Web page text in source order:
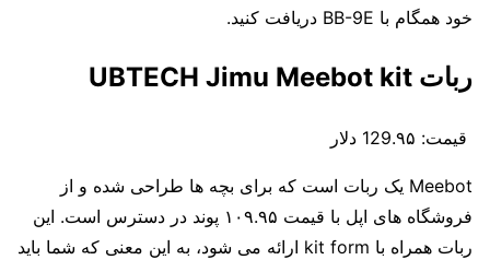
خود همگام با BB-9E دریافت کنید.
ربات UBTECH Jimu Meebot kit
قیمت:
Meebot یک ربات است که برای بچه ها طراحی شده و از
فروشگاه های اپل با قیمت ۱۰۹.۹۵ پوند در دسترس است. این
ربات همراه با kit form ارائه می شود، به این معنی که شما باید